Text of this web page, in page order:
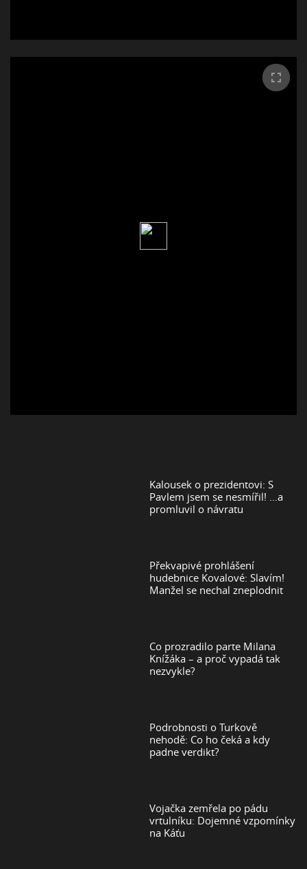
Kalousek o prezidentovi: S
Pavlem jsem se nesmířil! ...a
promluvil o návratu
Překvapivé prohlášení
hudebnice Kovalové: Slavím!
Manžel se nechal zneplodnit
Co prozradilo parte Milana
Knížáka – a proč vypadá tak
nezvykle?
Podrobnosti o Turkově
nehodě: Co ho čeká a kdy
padne verdikt?
Vojačka zemřela po pádu
vrtulníku: Dojemné vzpomínky
na Káťu